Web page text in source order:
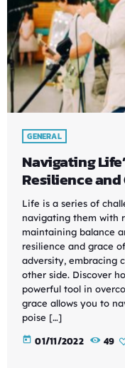
GENERAL
Navigating
Resilience and
Life is a series of
navigating them with
maintaining balance
resilience and grace
adversity, embracing
other side. Discover
powerful tool in
grace allows you to
poise […]
today 01/11/2022 49